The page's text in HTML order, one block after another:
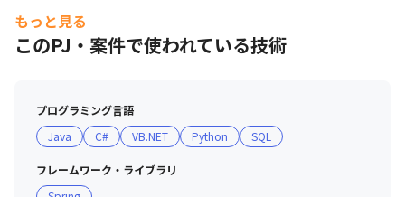
■ 社風
・部署を越えたコミュニケーションが取りやすい環境です
・研修制度が充実していて、若手の成長を促進させる環境
があります
■ サポート制度
もっと見る
このPJ・案件で使われている技術
プログラミング言語
Java
C# VB.NET Python SQL
フレームワーク・ライブラリ